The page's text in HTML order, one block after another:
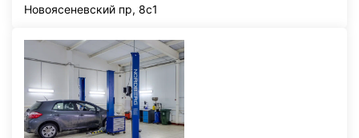
Новоясеневский пр, 8с1